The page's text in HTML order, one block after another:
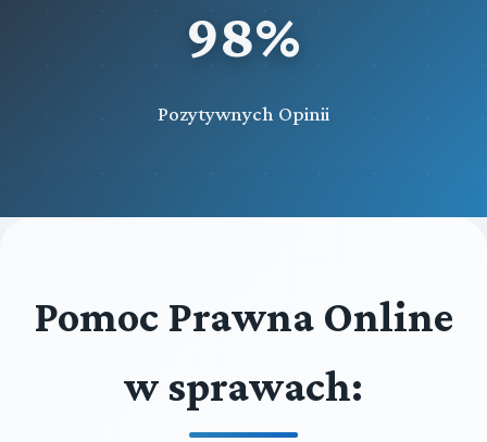
98%
Pozytywnych Opinii
Pomoc Prawna Online
w sprawach: